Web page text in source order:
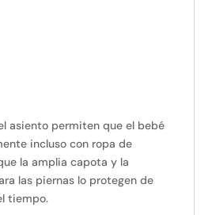
asiento permiten que el bebé
incluso con ropa de
la amplia capota y la
las piernas lo protegen de
tiempo.